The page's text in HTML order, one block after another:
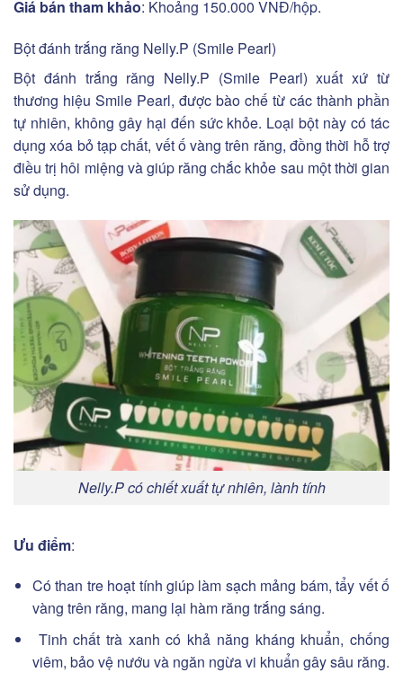
Giá bán tham khảo: Khoảng 150.000 VNĐ/hộp.
Bột đánh trắng răng Nelly.P (Smile Pearl)
Bột đánh trắng răng Nelly.P (Smile Pearl) xuất xứ từ
thương hiệu Smile Pearl, được bào chế từ các thành phần
tự nhiên, không gây hại đến sức khỏe. Loại bột này có tác
dụng xóa bỏ tạp chất, vết ố vàng trên răng, đồng thời hỗ trợ
điều trị hôi miệng và giúp răng chắc khỏe sau một thời gian
sử dụng.
Nelly.P có chiết xuất tự nhiên, lành tính
Ưu điểm:
Có than tre hoạt tính giúp làm sạch mảng bám, tẩy vết ố
vàng trên răng, mang lại hàm răng trắng sáng.
Tinh chất trà xanh có khả năng kháng khuẩn, chống
viêm, bảo vệ nướu và ngăn ngừa vi khuẩn gây sâu răng.